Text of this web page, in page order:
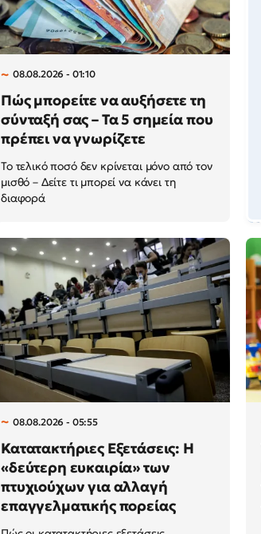
08.08.2026 - 01:10
Πώς μπορείτε να αυξήσετε τη
σύνταξή σας – Τα 5 σημεία που
πρέπει να γνωρίζετε
Το τελικό ποσό δεν κρίνεται μόνο από τον
μισθό – Δείτε τι μπορεί να κάνει τη
διαφορά
08.08.2026 - 05:55
Κατατακτήριες Εξετάσεις: Η
«δεύτερη ευκαιρία» των
πτυχιούχων για αλλαγή
επαγγελματικής πορείας